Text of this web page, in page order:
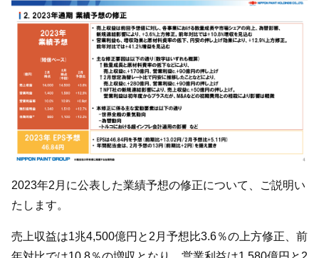
2023年2月に公表した業績予想の修正について、ご説明い
たします。
売上収益は1兆4,500億円と2月予想比3.6％の上方修正、前